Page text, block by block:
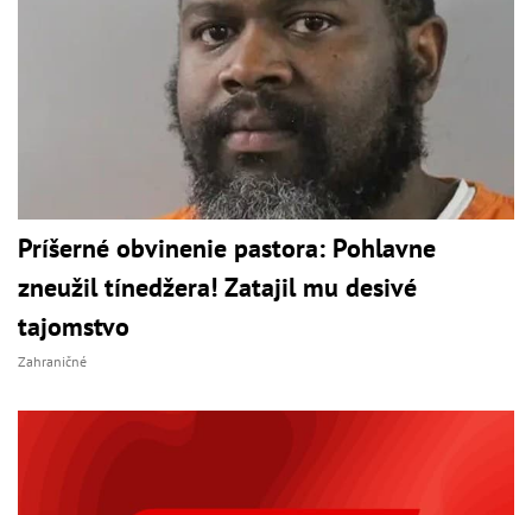
Príšerné obvinenie pastora: Pohlavne
zneužil tínedžera! Zatajil mu desivé
tajomstvo
Zahraničné